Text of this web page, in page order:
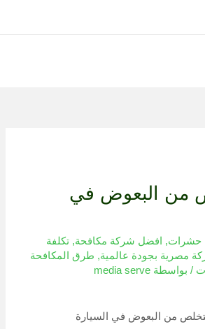
من البعوض في
حشرات, افضل شركة مكافحة,تكلفة
مصرية بجودة عالمية, طرق المكافحة
/ بواسطة media serve
من البعوض في السيارة